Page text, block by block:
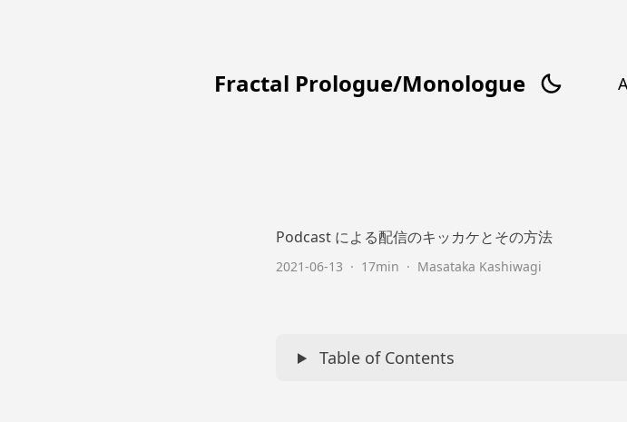
Fractal Prologue/Monologue
Podcast による配信のキッカケとその方法
2021-06-13 · 17min · Masataka Kashiwagi
Table of Contents